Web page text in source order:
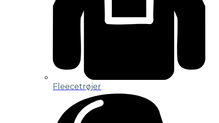
Fleecetrøjer